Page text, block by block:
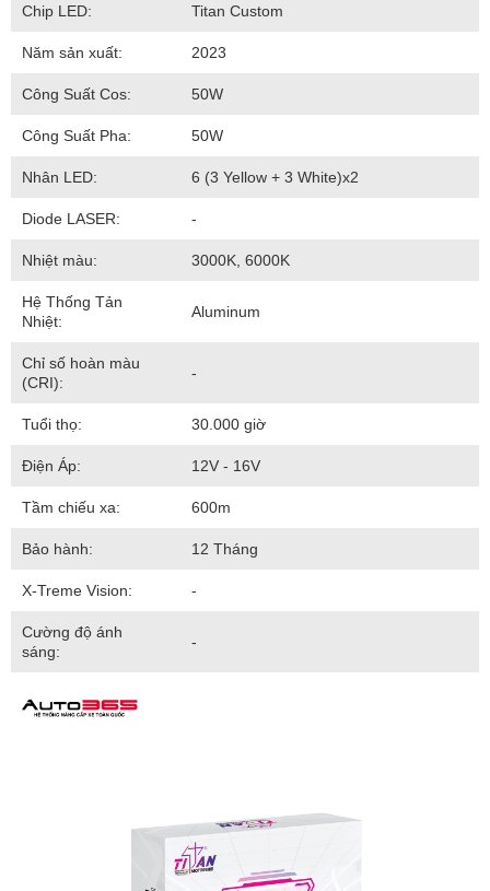
Chip LED: Titan Custom
Năm sản xuất: 2023
Công Suất Cos: 50W
Công Suất Pha: 50W
Nhân LED: 6 (3 Yellow + 3 White)x2
Diode LASER: -
Nhiệt màu: 3000K, 6000K
Hệ Thống Tản
Nhiệt:
Aluminum
Chỉ số hoàn màu
(CRI):
-
Tuổi thọ: 30.000 giờ
Điện Áp: 12V - 16V
Tầm chiếu xa: 600m
Bảo hành: 12 Tháng
X-Treme Vision: -
Cường độ ánh
sáng:
-